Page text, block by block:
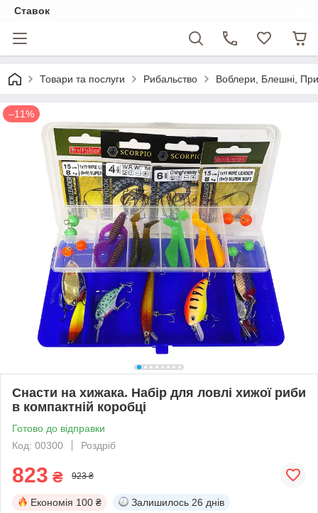
Ставок
Товари та послуги Рибальство Воблери, Блешні,
–11%
Снасти на хижака. Набір для ловлі хижої риби
в компактній коробці
Готово до відправки
Код: 00300
Роздріб
823 ₴ 923 ₴
Економія 100 ₴ Залишилось 26 днів